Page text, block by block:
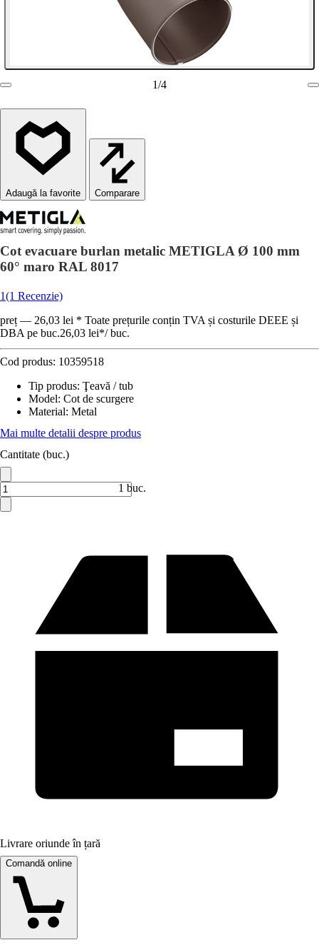
1/4
Comparare
Cot evacuare burlan metalic METIGLA Ø 100 mm
60° maro RAL 8017
1(1 Recenzie)
preț — 26,03 lei * Toate prețurile conțin TVA și costurile DEEE și
DBA pe buc.26,03 lei*/ buc.
Cod produs: 10359518
Tip produs: Ţeavă / tub
Model: Cot de scurgere
Material: Metal
Mai multe detalii despre produs
Cantitate (buc.)
1 buc.
Livrare oriunde în țară
Comandă online